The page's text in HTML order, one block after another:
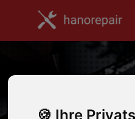
Ihre